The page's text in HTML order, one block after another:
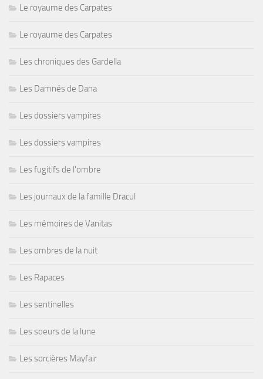
Le royaume des Carpates
Le royaume des Carpates
Les chroniques des Gardella
Les Damnés de Dana
Les dossiers vampires
Les dossiers vampires
Les fugitifs de l'ombre
Les journaux de la famille Dracul
Les mémoires de Vanitas
Les ombres de la nuit
Les Rapaces
Les sentinelles
Les soeurs de la lune
Les sorcières Mayfair